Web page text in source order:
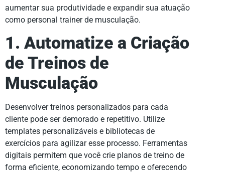
aumentar sua produtividade e expandir sua atuação
como personal trainer de musculação.
1. Automatize a Criação
de Treinos de
Musculação
Desenvolver treinos personalizados para cada
cliente pode ser demorado e repetitivo. Utilize
templates personalizáveis e bibliotecas de
exercícios para agilizar esse processo. Ferramentas
digitais permitem que você crie planos de treino de
forma eficiente, economizando tempo e oferecendo